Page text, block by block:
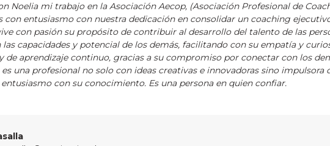
Noelia mi trabajo en la Asociación Aecop, (Asociación Profesional de
con entusiasmo con nuestra dedicación en consolidar un coaching
con pasión su propósito de contribuir al desarrollo del talento de las
capacidades y potencial de los demás, facilitando con su empatía y
de aprendizaje continuo, gracias a su compromiso por conectar con los
una profesional no solo con ideas creativas e innovadoras sino impulsora
con su conocimiento. Es una persona en quien confiar.